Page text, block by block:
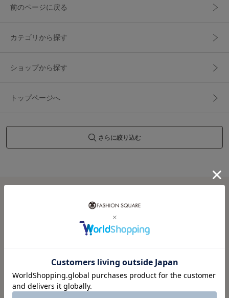
前のページに戻る
カテゴリから探す
ショップから探す
トップページへ
さらに絞り込む
返品OK
一部商品を除き、